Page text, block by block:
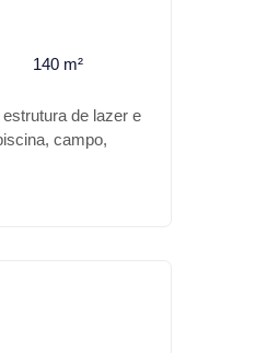
140 m²
de lazer e
campo,
piscina.